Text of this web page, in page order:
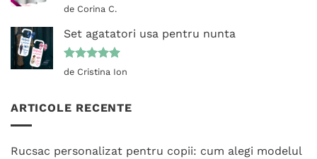
Evaluat la
de Corina C.
Set agatatori usa pentru nunta
Evaluat la
de Cristina Ion
ARTICOLE RECENTE
Rucsac personalizat pentru copii: cum alegi modelul